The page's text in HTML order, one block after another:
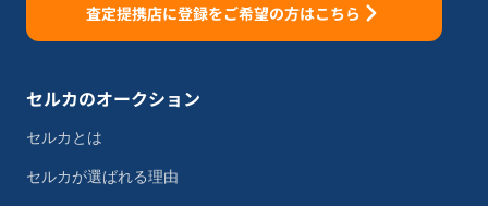
査定提携店に登録をご希望の方はこちら
セルカのオークション
セルカとは
セルカが選ばれる理由